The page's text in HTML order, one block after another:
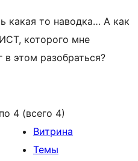
какая то наводка… А как
которого мне
в этом разобраться?
4 (всего 4)
Витрина
Темы